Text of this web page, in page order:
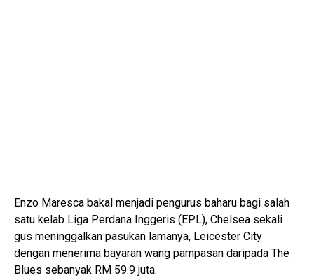
Enzo Maresca bakal menjadi pengurus baharu bagi salah
satu kelab Liga Perdana Inggeris (EPL), Chelsea sekali
gus meninggalkan pasukan lamanya, Leicester City
dengan menerima bayaran wang pampasan daripada The
Blues sebanyak RM 59.9 juta.